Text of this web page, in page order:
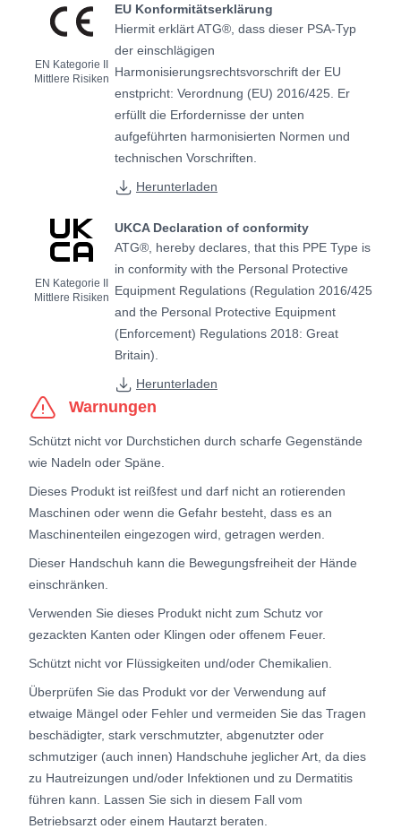
EN Kategorie II
Mittlere Risiken
EU Konformitätserklärung
Hiermit erklärt ATG®, dass dieser PSA-Typ
der einschlägigen
Harmonisierungsrechtsvorschrift der EU
enstpricht: Verordnung (EU) 2016/425. Er
erfüllt die Erfordernisse der unten
aufgeführten harmonisierten Normen und
technischen Vorschriften.
Herunterladen
EN Kategorie II
Mittlere Risiken
UKCA Declaration of conformity
ATG®, hereby declares, that this PPE Type is
in conformity with the Personal Protective
Equipment Regulations (Regulation 2016/425
and the Personal Protective Equipment
(Enforcement) Regulations 2018: Great
Britain).
Herunterladen
Warnungen
Schützt nicht vor Durchstichen durch scharfe Gegenstände
wie Nadeln oder Späne.
Dieses Produkt ist reißfest und darf nicht an rotierenden
Maschinen oder wenn die Gefahr besteht, dass es an
Maschinenteilen eingezogen wird, getragen werden.
Dieser Handschuh kann die Bewegungsfreiheit der Hände
einschränken.
Verwenden Sie dieses Produkt nicht zum Schutz vor
gezackten Kanten oder Klingen oder offenem Feuer.
Schützt nicht vor Flüssigkeiten und/oder Chemikalien.
Überprüfen Sie das Produkt vor der Verwendung auf
etwaige Mängel oder Fehler und vermeiden Sie das Tragen
beschädigter, stark verschmutzter, abgenutzter oder
schmutziger (auch innen) Handschuhe jeglicher Art, da dies
zu Hautreizungen und/oder Infektionen und zu Dermatitis
führen kann. Lassen Sie sich in diesem Fall vom
Betriebsarzt oder einem Hautarzt beraten.